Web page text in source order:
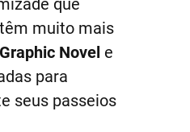
que
muito mais
Novel e
para
seus passeios